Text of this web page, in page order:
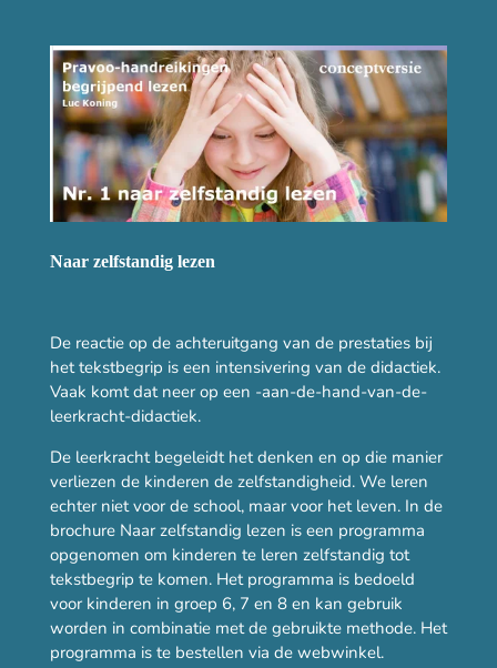
Naar zelfstandig lezen
De reactie op de achteruitgang van de prestaties bij
het tekstbegrip is een intensivering van de didactiek.
Vaak komt dat neer op een -aan-de-hand-van-de-
leerkracht-didactiek.
De leerkracht begeleidt het denken en op die manier
verliezen de kinderen de zelfstandigheid. We leren
echter niet voor de school, maar voor het leven. In de
brochure Naar zelfstandig lezen is een programma
opgenomen om kinderen te leren zelfstandig tot
tekstbegrip te komen. Het programma is bedoeld
voor kinderen in groep 6, 7 en 8 en kan gebruik
worden in combinatie met de gebruikte methode. Het
programma is te bestellen via de webwinkel.